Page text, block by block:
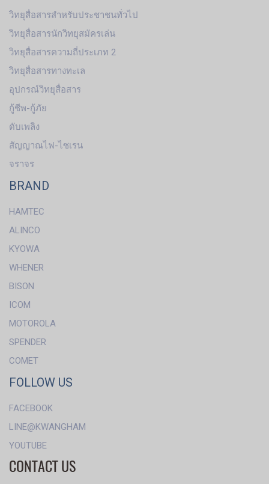
วิทยุสื่อสารสำหรับประชาชนทั่วไป
วิทยุสื่อสารนักวิทยุสมัครเล่น
วิทยุสื่อสารความถี่ประเภท 2
วิทยุสื่อสารทางทะเล
อุปกรณ์วิทยุสื่อสาร
กู้ชีพ-กู้ภัย
ดับเพลิง
สัญญาณไฟ-ไซเรน
จราจร
BRAND
HAMTEC
ALINCO
KYOWA
WHENER
BISON
ICOM
MOTOROLA
SPENDER
COMET
FOLLOW US
FACEBOOK
LINE@KWANGHAM
YOUTUBE
CONTACT US